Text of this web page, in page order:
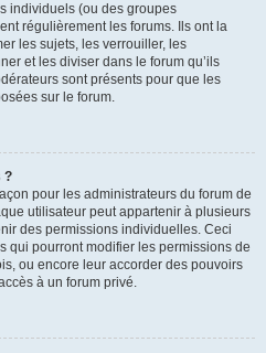
individuels (ou des groupes
régulièrement les forums. Ils ont la
les sujets, les verrouiller, les
et les diviser dans le forum qu’ils
sont présents pour que les
sur le forum.
?
pour les administrateurs du forum de
utilisateur peut appartenir à plusieurs
des permissions individuelles. Ceci
qui pourront modifier les permissions de
ou encore leur accorder des pouvoirs
à un forum privé.